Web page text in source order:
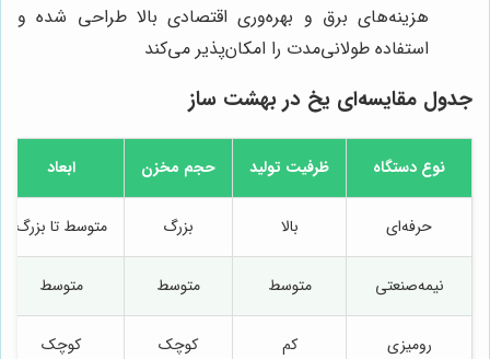
هزینه‌های برق و بهره‌وری اقتصادی بالا طراحی شده و
استفاده طولانی‌مدت را امکان‌پذیر می‌کند
جدول مقایسه‌ای یخ در بهشت ساز
نوع دستگاه ظرفیت تولید حجم مخزن ابعاد
حرفه‌ای بالا بزرگ متوسط تا بزرگ
نیمه‌صنعتی متوسط متوسط متوسط
رومیزی کم کوچک کوچک